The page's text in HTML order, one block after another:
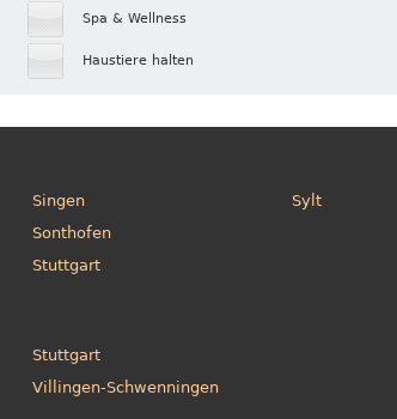
Spa & Wellness
Haustiere halten
Singen
Sonthofen
Stuttgart
Sylt
Stuttgart
Villingen-Schwenningen